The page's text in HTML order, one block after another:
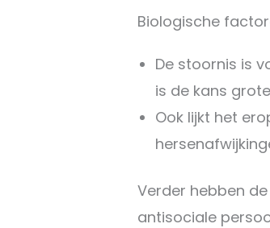
Biologische
De stoornis is
is de kans
Ook lijkt het
Verder hebben
antisociale